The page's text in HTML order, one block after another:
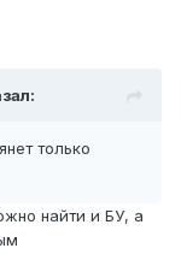
только
найти и БУ, а